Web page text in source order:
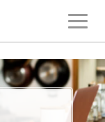
食べログの集客